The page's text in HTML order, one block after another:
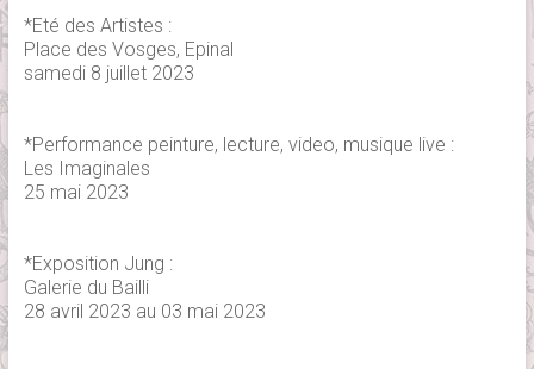
*Eté des Artistes :
Place des Vosges, Epinal
samedi 8 juillet 2023
*Performance peinture, lecture, video, musique live :
Les Imaginales
25 mai 2023
*Exposition Jung :
Galerie du Bailli
28 avril 2023 au 03 mai 2023